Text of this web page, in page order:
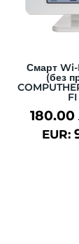
Смарт Wi-
(без
180.00
EUR: